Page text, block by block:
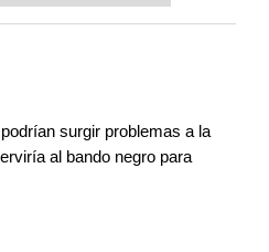
surgir problemas a la
al bando negro para